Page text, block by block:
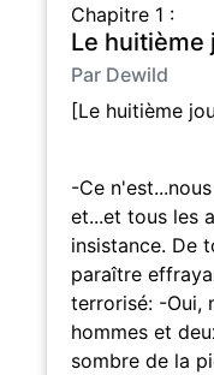
Chapitre 1 :
Le huitième
Par Dewild
[Le huitième
-Ce
et...et tous les
insistance. De
paraître
terrorisé: -Oui,
hommes et
sombre de la